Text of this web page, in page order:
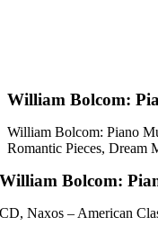
William Bolcom:
William Bolcom: Piano
Romantic Pieces, Dream
William Bolcom:
CD, Naxos – American